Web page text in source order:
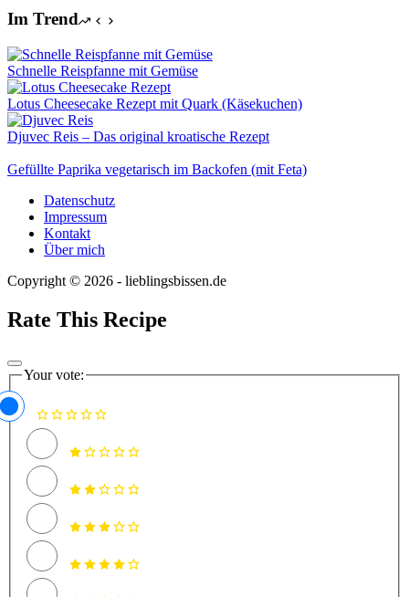
Im Trend
Schnelle Reispfanne mit Gemüse
Lotus Cheesecake Rezept mit Quark (Käsekuchen)
Djuvec Reis – Das original kroatische Rezept
Gefüllte Paprika vegetarisch im Backofen (mit Feta)
Datenschutz
Impressum
Kontakt
Über mich
Copyright © 2026 - lieblingsbissen.de
Rate This Recipe
Your vote: